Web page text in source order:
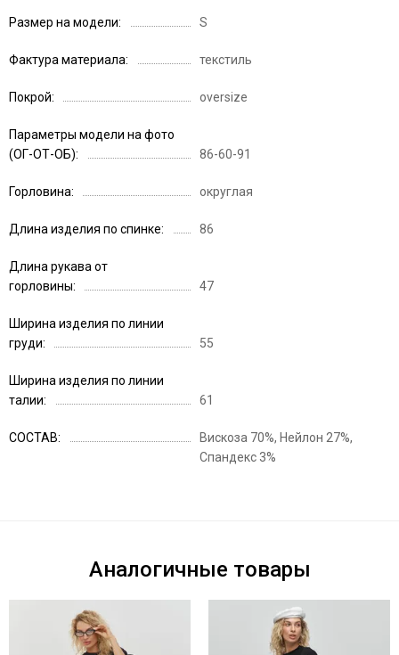
Размер на модели S
Фактура материала текстиль
Покрой oversize
Параметры модели на фото
(ОГ-ОТ-ОБ)
86-60-91
Горловина округлая
Длина изделия по спинке 86
Длина рукава от
горловины
47
Ширина изделия по линии
груди
55
Ширина изделия по линии
талии
61
СОСТАВ
Вискоза 70%, Нейлон 27%,
Спандекс 3%
Аналогичные товары